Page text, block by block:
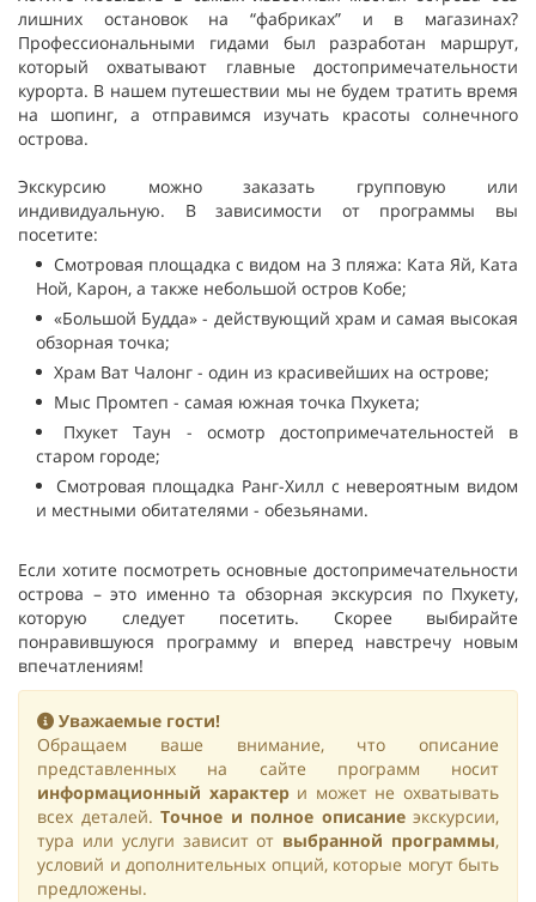
лишних остановок на “фабриках” и в магазинах?
Профессиональными гидами был разработан маршрут,
который охватывают главные достопримечательности
курорта. В нашем путешествии мы не будем тратить время
на шопинг, а отправимся изучать красоты солнечного
острова.
Экскурсию можно заказать групповую или
индивидуальную. В зависимости от программы вы
посетите:
Смотровая площадка с видом на 3 пляжа: Ката Яй, Ката
Ной, Карон, а также небольшой остров Кобе;
«Большой Будда» - действующий храм и самая высокая
обзорная точка;
Храм Ват Чалонг - один из красивейших на острове;
Мыс Промтеп - самая южная точка Пхукета;
Пхукет Таун - осмотр достопримечательностей в
старом городе;
Смотровая площадка Ранг-Хилл с невероятным видом
и местными обитателями - обезьянами.
Если хотите посмотреть основные достопримечательности
острова – это именно та обзорная экскурсия по Пхукету,
которую следует посетить. Скорее выбирайте
понравившуюся программу и вперед навстречу новым
впечатлениям!
Уважаемые гости!
Обращаем ваше внимание, что описание
представленных на сайте программ носит
информационный характери может не охватывать
всех деталей. Точное и полное описаниеэкскурсии,
тура или услуги зависит от выбранной программы,
условий и дополнительных опций, которые могут быть
предложены.